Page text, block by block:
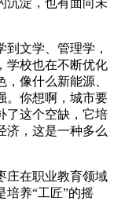
沉淀，也有面向未
文学、管理学，
学校也在不断优化
像什么新能源、
。你想啊，城市要
了这个空缺，它培
济，这是一种多么
庄在职业教育领域
培养“工匠”的摇